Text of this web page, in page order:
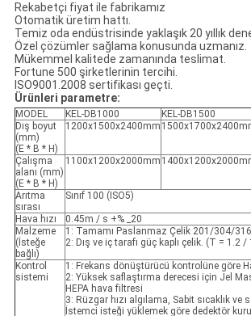
Rekabetçi fiyat ile fabrikamız
Otomatik üretim hattı.
Temiz oda endüstrisinde yaklaşık 20 yıllık
Özel çözümler sağlama konusunda uzmanız.
Mükemmel kalitede zamanında teslimat.
Fortune 500 şirketlerinin tercihi.
ISO9001.2008 sertifikası geçti.
Ürünleri parametre:
MODEL KEL-DB1000 KEL-DB1500
Dış boyut
(mm)
(E * B * H)
1200x1500x2400mm
Çalışma
alanı (mm)
(E * B * H)
1100x1200x2000mm
Arıtma
sırası
Sınıf 100 (ISO5)
Hava hızı
0.45m / s +% _20
Malzeme
(İsteğe
bağlı)
1: Tamamı Paslanmaz Çelik 201/304/
2: Dış ve iç tarafı güç kaplı çelik. (T = 1.2
Kontrol
sistemi
1: Frekans dönüştürücü kontrolüne göre
2: Yüksek saflaştırma derecesi için Jel
HEPA hava filtresi
3: Rüzgar hızı algılama, Sabit sıcaklık ve
İstemci isteği yüklemek göre dedektör